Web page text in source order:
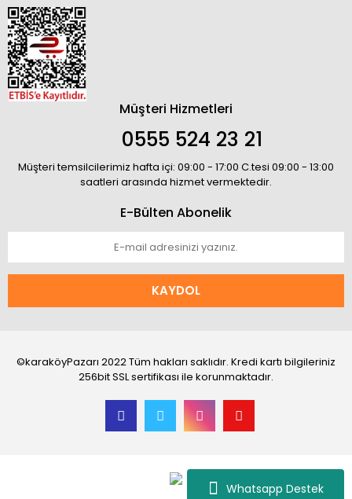
Whatsapp Destek
Müşteri Hizmetleri
0555 524 23 21
Müşteri temsilcilerimiz hafta içi: 09:00 - 17:00 C.tesi 09:00 - 13:00
saatleri arasında hizmet vermektedir.
E-Bülten Abonelik
KAYDOL
©karaköyPazarı 2022 Tüm hakları saklıdır. Kredi kartı bilgileriniz
256bit SSL sertifikası ile korunmaktadır.